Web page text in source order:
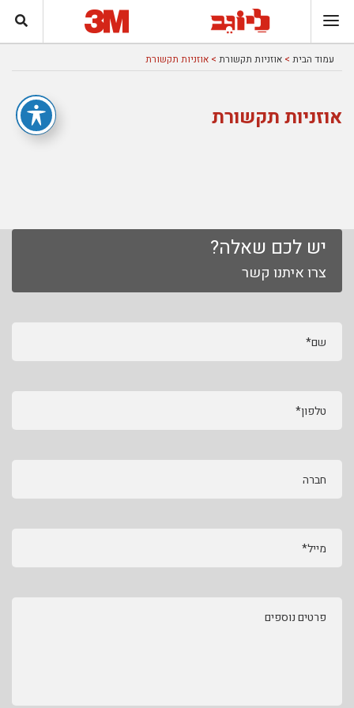
עמוד הבית > אוזניות תקשורת > אוזניות תקשורת
אוזניות תקשורת
יש לכם שאלה?
צרו איתנו קשר
שם*
טלפון*
חברה
מייל*
פרטים נוספים